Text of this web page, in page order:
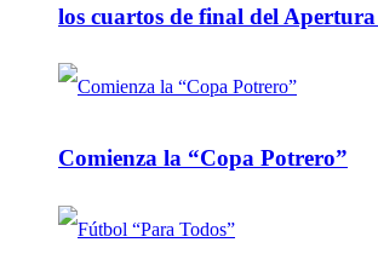
los cuartos de final del
Comienza la “Copa Potrero”